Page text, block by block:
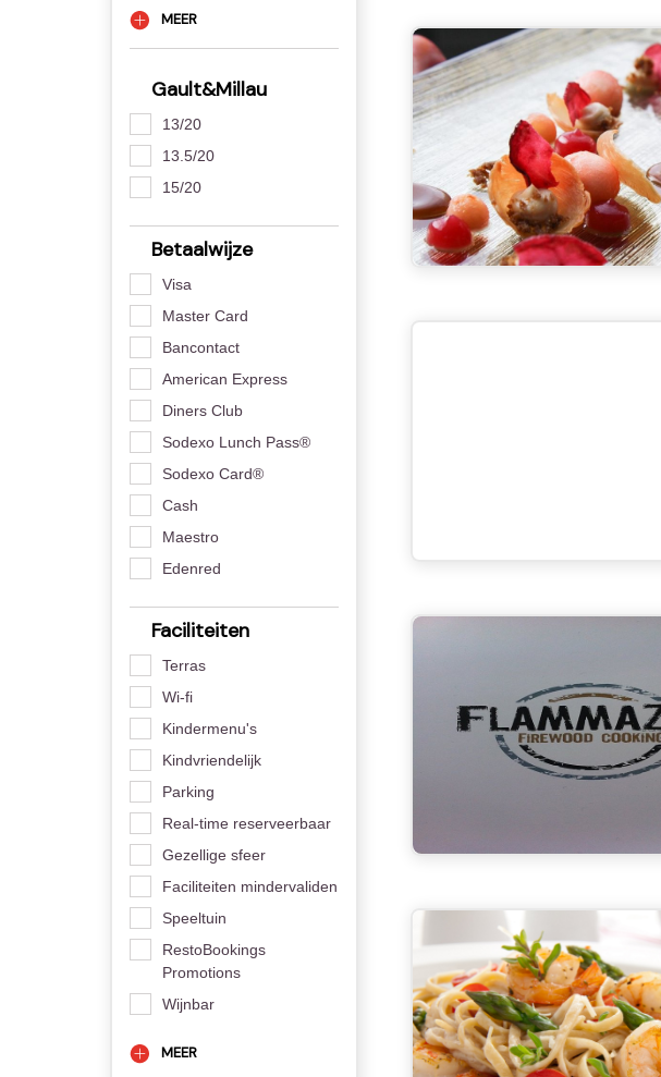
MEER
Gault&Millau
13/20
13.5/20
15/20
Betaalwijze
Visa
Master Card
Bancontact
American Express
Diners Club
Sodexo Lunch Pass®
Sodexo Card®
Cash
Maestro
Edenred
Faciliteiten
Terras
Wi-fi
Kindermenu's
Kindvriendelijk
Parking
Real-time reserveerbaar
Gezellige sfeer
Faciliteiten mindervaliden
Speeltuin
RestoBookings
Promotions
Wijnbar
MEER